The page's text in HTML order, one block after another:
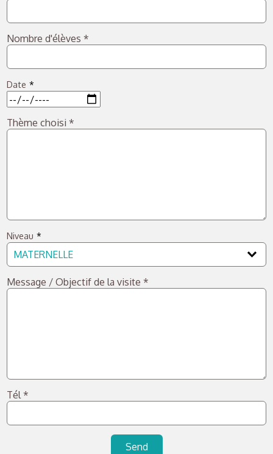
Nombre d'élèves *
Date
Thème choisi *
Niveau
Message / Objectif de la visite *
Tél *
Send